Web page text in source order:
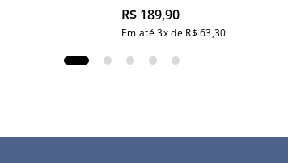
R$ 189,90
Em até3x de R$ 63,30